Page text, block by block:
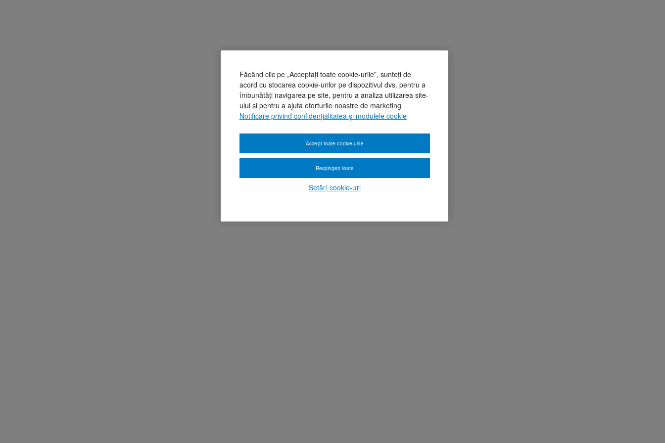
Făcând clic pe „Acceptați toate cookie-urile”, sunteți de
acord cu stocarea cookie-urilor pe dispozitivul dvs. pentru a
îmbunătăți navigarea pe site, pentru a analiza utilizarea site-
ului și pentru a ajuta eforturile noastre de marketing
Notificare privind confidențialitatea și modulele cookie
Setări cookie-uri
Respingeți toate
Accept toate cookie-urile